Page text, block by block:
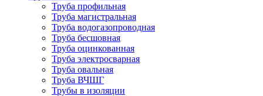
Труба профильная
Труба магистральная
Труба водогазопроводная
Труба бесшовная
Труба оцинкованная
Труба электросварная
Труба овальная
Труба ВЧШГ
Трубы в изоляции